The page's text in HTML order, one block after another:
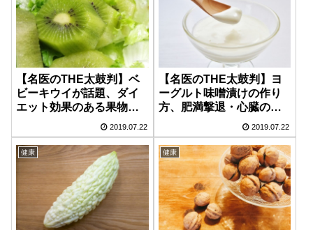
【名医のTHE太鼓判】ベ
ビーキウイが話題、ダイ
エット効果のある果物！
２週間で中性脂肪減少【7
月22日】
2019.07.22
【名医のTHE太鼓判】ヨ
ーグルト味噌漬けの作り
方、肥満撃退・心臓の脂
肪改善に効果的なレシ
ピ！【7月22日】
2019.07.22
健康 健康